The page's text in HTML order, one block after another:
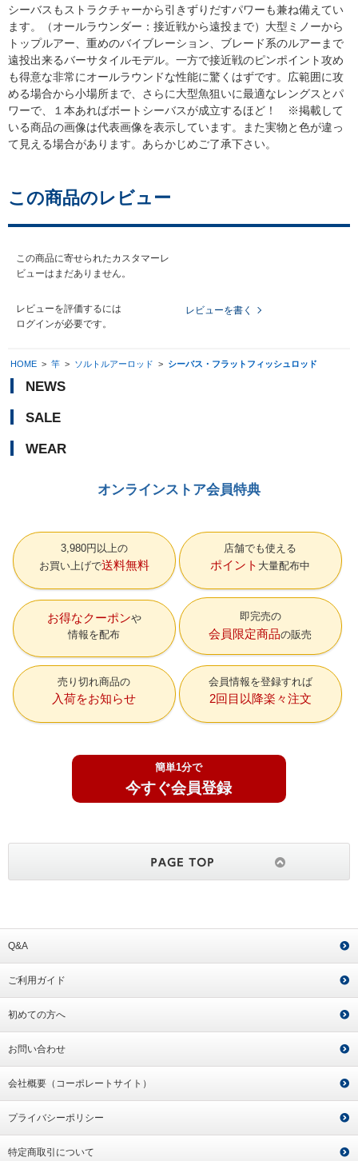
シーバスもストラクチャーから引きずりだすパワーも兼ね備えてい
ます。（オールラウンダー：接近戦から遠投まで）大型ミノーから
トップルアー、重めのバイブレーション、ブレード系のルアーまで
遠投出来るバーサタイルモデル。一方で接近戦のピンポイント攻め
も得意な非常にオールラウンドな性能に驚くはずです。広範囲に攻
める場合から小場所まで、さらに大型魚狙いに最適なレングスとパ
ワーで、１本あればボートシーバスが成立するほど！ ※掲載して
いる商品の画像は代表画像を表示しています。また実物と色が違っ
て見える場合があります。あらかじめご了承下さい。
この商品のレビュー
この商品に寄せられたカスタマーレ
ビューはまだありません。
レビューを評価するには
ログインが必要です。
レビューを書く
HOME > 竿 > ソルトルアーロッド > シーバス・フラットフィッシュロッド
NEWS
SALE
WEAR
オンラインストア会員特典
3,980円以上の
お買い上げで送料無料
店舗でも使える
ポイント 大量配布中
お得なクーポン
情報を配布
即完売の
会員限定商品の販売
売り切れ商品の
入荷をお知らせ
会員情報を登録すれば
2回目以降楽々注文
簡単1分で
今すぐ会員登録
Q&A
ご利用ガイド
初めての方へ
お問い合わせ
会社概要（コーポレートサイト）
プライバシーポリシー
特定商取引について